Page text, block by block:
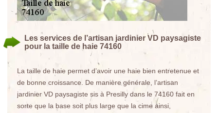
Les services de l’artisan jardinier VD paysagiste
pour la taille de haie 74160
La taille de haie permet d’avoir une haie bien entretenue et
de bonne croissance. De manière générale, l’artisan
jardinier VD paysagiste sis à Presilly dans le 74160 fait en
sorte que la base soit plus large que la cime ainsi,